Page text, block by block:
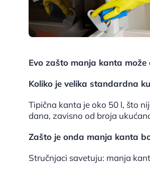
Evo zašto manja kanta
Koliko je velika standardna
Tipična kanta je oko 50 l, što
dana, zavisno od broja
Zašto je onda manja kanta
Stručnjaci savetuju: manja